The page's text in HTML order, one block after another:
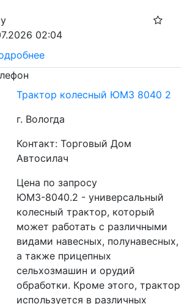
02:04
Трактор колесный ЮМЗ 8040 2
г. Вологда
Контакт: Торговый Дом
Автосилач
Цена по запросу
ЮМЗ-8040.2 - универсальный
колесный трактор, который
может работать с различными
видами навесных, полунавесных,
а также прицепных
сельхозмашин и орудий
обработки. Кроме этого, трактор
используется в различных